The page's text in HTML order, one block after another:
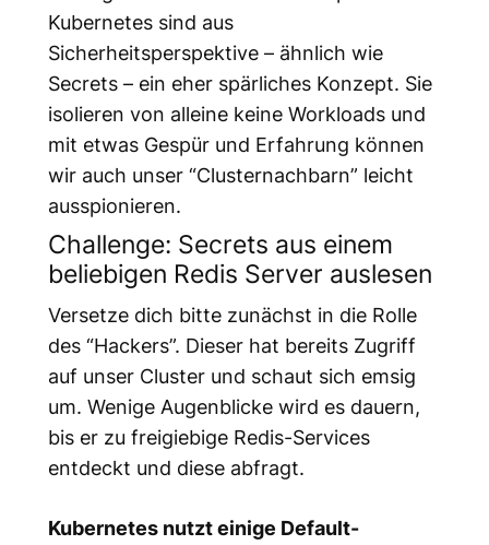
Kubernetes sind aus
Sicherheitsperspektive – ähnlich wie
Secrets – ein eher spärliches Konzept. Sie
isolieren von alleine keine Workloads und
mit etwas Gespür und Erfahrung können
wir auch unser “Clusternachbarn” leicht
ausspionieren.
Challenge: Secrets aus einem
beliebigen Redis Server auslesen
Versetze dich bitte zunächst in die Rolle
des “Hackers”. Dieser hat bereits Zugriff
auf unser Cluster und schaut sich emsig
um. Wenige Augenblicke wird es dauern,
bis er zu freigiebige Redis-Services
entdeckt und diese abfragt.
Kubernetes nutzt einige Default-